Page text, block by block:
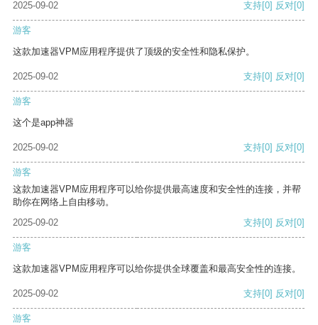
2025-09-02
支持[0] 反对[0]
游客
这款加速器VPM应用程序提供了顶级的安全性和隐私保护。
2025-09-02 支持[0] 反对[0]
游客
这个是app神器
2025-09-02 支持[0] 反对[0]
游客
这款加速器VPM应用程序可以给你提供最高速度和安全性的连接，并帮
助你在网络上自由移动。
2025-09-02
支持[0] 反对[0]
游客
这款加速器VPM应用程序可以给你提供全球覆盖和最高安全性的连接。
2025-09-02 支持[0] 反对[0]
游客